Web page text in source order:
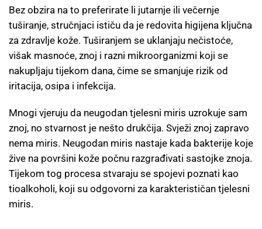
Bez obzira na to preferirate li jutarnje ili večernje
tuširanje, stručnjaci ističu da je redovita higijena ključna
za zdravlje kože. Tuširanjem se uklanjaju nečistoće,
višak masnoće, znoj i razni mikroorganizmi koji se
nakupljaju tijekom dana, čime se smanjuje rizik od
iritacija, osipa i infekcija.
Mnogi vjeruju da neugodan tjelesni miris uzrokuje sam
znoj, no stvarnost je nešto drukčija. Svježi znoj zapravo
nema miris. Neugodan miris nastaje kada bakterije koje
žive na površini kože počnu razgrađivati sastojke znoja.
Tijekom tog procesa stvaraju se spojevi poznati kao
tioalkoholi, koji su odgovorni za karakterističan tjelesni
miris.